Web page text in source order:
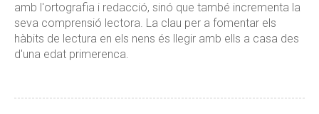
amb l'ortografia i redacció, sinó que també incrementa la
seva comprensió lectora. La clau per a fomentar els
hàbits de lectura en els nens és llegir amb ells a casa des
d'una edat primerenca.